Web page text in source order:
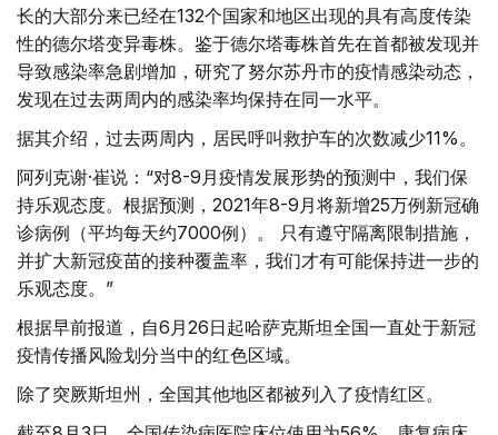
长的大部分来已经在132个国家和地区出现的具有高度传染
性的德尔塔变异毒株。鉴于德尔塔毒株首先在首都被发现并
导致感染率急剧增加，研究了努尔苏丹市的疫情感染动态，
发现在过去两周内的感染率均保持在同一水平。
据其介绍，过去两周内，居民呼叫救护车的次数减少11%。
阿列克谢·崔说：“对8-9月疫情发展形势的预测中，我们保
持乐观态度。根据预测，2021年8-9月将新增25万例新冠确
诊病例（平均每天约7000例）。 只有遵守隔离限制措施，
并扩大新冠疫苗的接种覆盖率，我们才有可能保持进一步的
乐观态度。”
根据早前报道，自6月26日起哈萨克斯坦全国一直处于新冠
疫情传播风险划分当中的红色区域。
除了突厥斯坦州，全国其他地区都被列入了疫情红区。